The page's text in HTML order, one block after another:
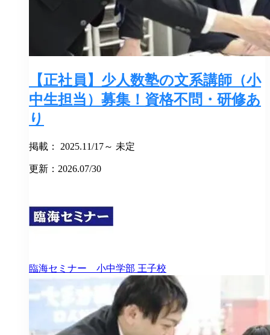
【正社員】少人数塾の文系講師（小
中生担当）募集！資格不問・研修あ
り
掲載： 2025.11/17～ 未定
更新：2026.07/30
臨海セミナー 小中学部 王子校